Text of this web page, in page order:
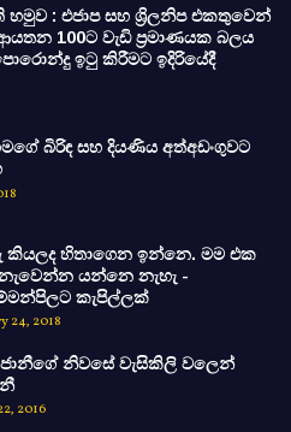
හමුව : එජාප සහ ශ්‍රිලනිප එකතුවෙන්
100ට වැඩි ප්‍රමාණයක බලය
ඉටු කිරීමට ඉදිරියේදී
බිරිඳ සහ දියණිය අත්අඩංගුවට
කියලද හිතාගෙන ඉන්නෙ. මම එක
යන්නෙ නැහැ -
කැපිල්ලක්
24, 2018
නිවසේ වැසිකිලි වලෙන්
2016